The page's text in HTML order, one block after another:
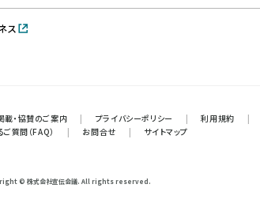
ス
載・協賛のご案内 | プライバシーポリシー | 利用規約
|
ご質問（FAQ） | お問合せ | サイトマップ
© 株式会社宣伝会議. All rights reserved.